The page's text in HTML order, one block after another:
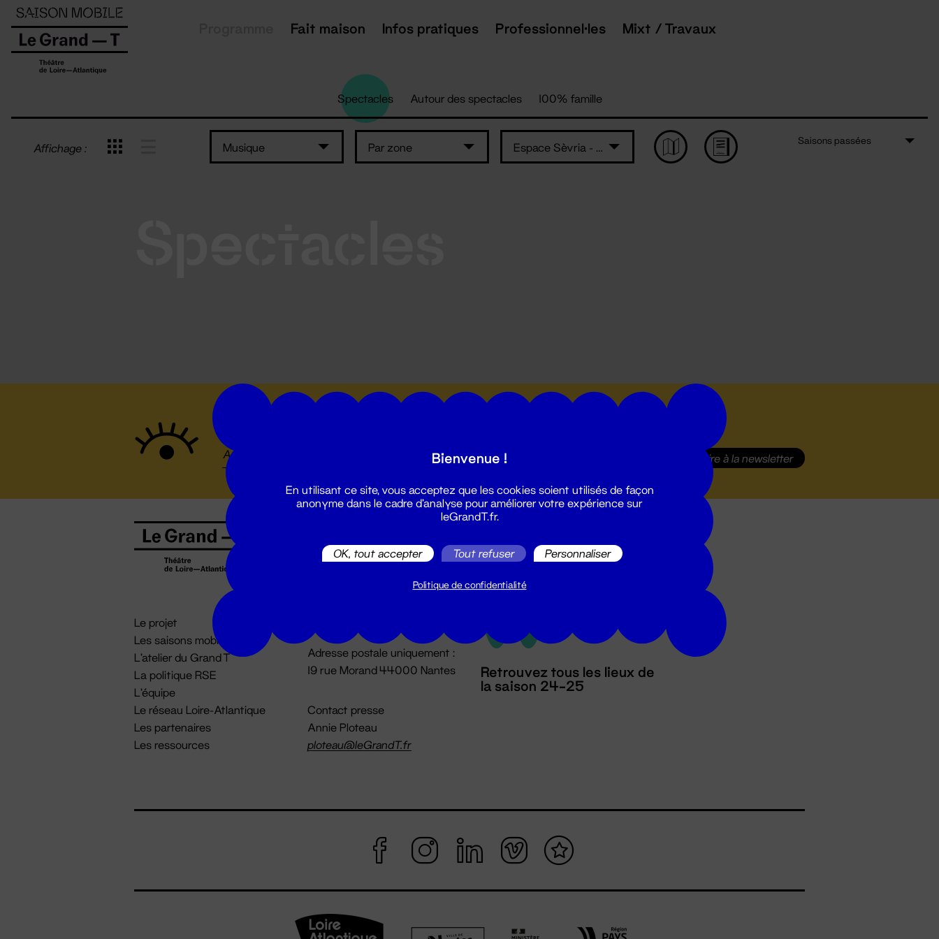
Fait maison Infos pratiques Professionnel·les Mixt / Travaux
Spectacles Autour des spectacles 100% famille
Affichage : Musique Par zone Espace Sèvria - La Haye Fouassière
Saisons passées
S'inscrire à la newsletter
Le projet
Les saisons mobiles
L'atelier du Grand T
La politique RSE
L'équipe
Le réseau Loire-Atlantique
Les partenaires
Les ressources
02 51 88 25 25
billetterie@leGrandT.fr
Du lundi au vendredi 14h → 18h
Adresse postale uniquement :
19 rue Morand 44000 Nantes
Contact presse
Annie Ploteau
ploteau@leGrandT.fr
Retrouvez tous les lieux de
la saison 24-25
Panneau de gestion des cookies
Bienvenue !
En utilisant ce site, vous acceptez que les cookies soient utilisés de façon
anonyme dans le cadre d'analyse pour améliorer votre expérience sur
leGrandT.fr.
OK, tout accepter Tout refuser Personnaliser
Politique de confidentialité